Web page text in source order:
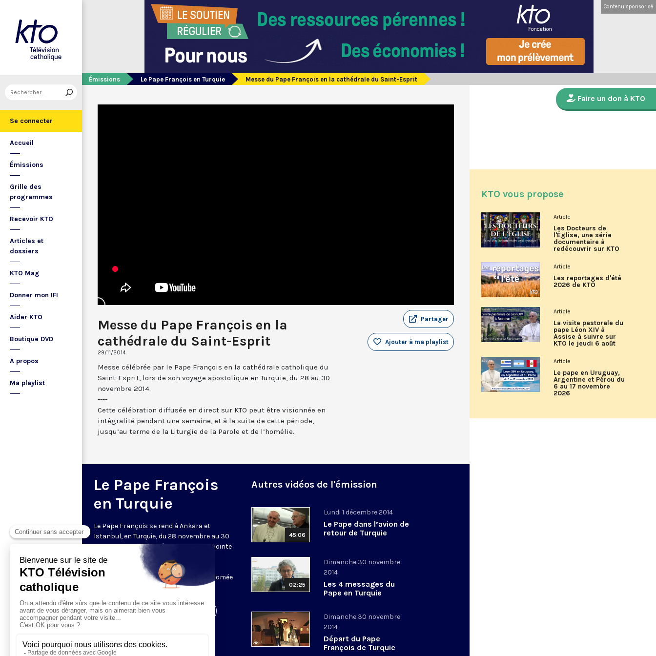
Se connecter
Accueil
Émissions
Grille des
programmes
Recevoir KTO
Articles et
dossiers
KTO Mag
Donner mon IFI
Aider KTO
Boutique DVD
A propos
Ma playlist
Contenu sponsorisé
Émissions Le Pape François en Turquie Messe du Pape François en la cathédrale du Saint-Esprit
Messe du Pape François en la
cathédrale du Saint-Esprit
29/11/2014
Partager
Ajouter à ma playlist
Messe célébrée par le Pape François en la cathédrale catholique du
Saint-Esprit, lors de son voyage apostolique en Turquie, du 28 au 30
novembre 2014.
----
Cette célébration diffusée en direct sur KTO peut être visionnée en
intégralité pendant une semaine, et à la suite de cette période,
jusqu’au terme de la Liturgie de la Parole et de l’homélie.
Le Pape François
en Turquie
Le Pape François se rend à Ankara et
Istanbul, en Turquie, du 28 novembre au 30
novembre 2014, suite à l'invitation conjointe
du Président turc, du Président de la
Conférence épiscopale turque, et du
patriarche de Constantinople, Bartholomée
Visiter la page de l'émission
Autres vidéos de l'émission
45:06
Lundi 1 décembre 2014
Le Pape dans l’avion de
retour de Turquie
02:25
Dimanche 30 novembre
2014
Les 4 messages du
Pape en Turquie
Dimanche 30 novembre
2014
Départ du Pape
François de Turquie
Faire un don à KTO
KTO vous propose
Article
Les Docteurs de
l'Église, une série
documentaire à
redécouvrir sur KTO
Article
Les reportages d'été
2026 de KTO
Article
La visite pastorale du
pape Léon XIV à
Assise à suivre sur
KTO le jeudi 6 août
Article
Le pape en Uruguay,
Argentine et Pérou du
6 au 17 novembre
2026